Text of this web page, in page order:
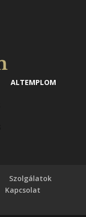
ALTEMPLOM
Szolgálatok
Kapcsolat